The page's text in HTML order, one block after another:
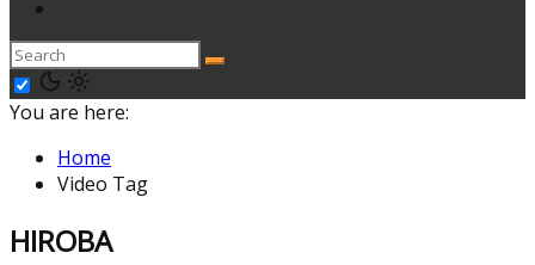
You are here:
Home
Video Tag
HIROBA